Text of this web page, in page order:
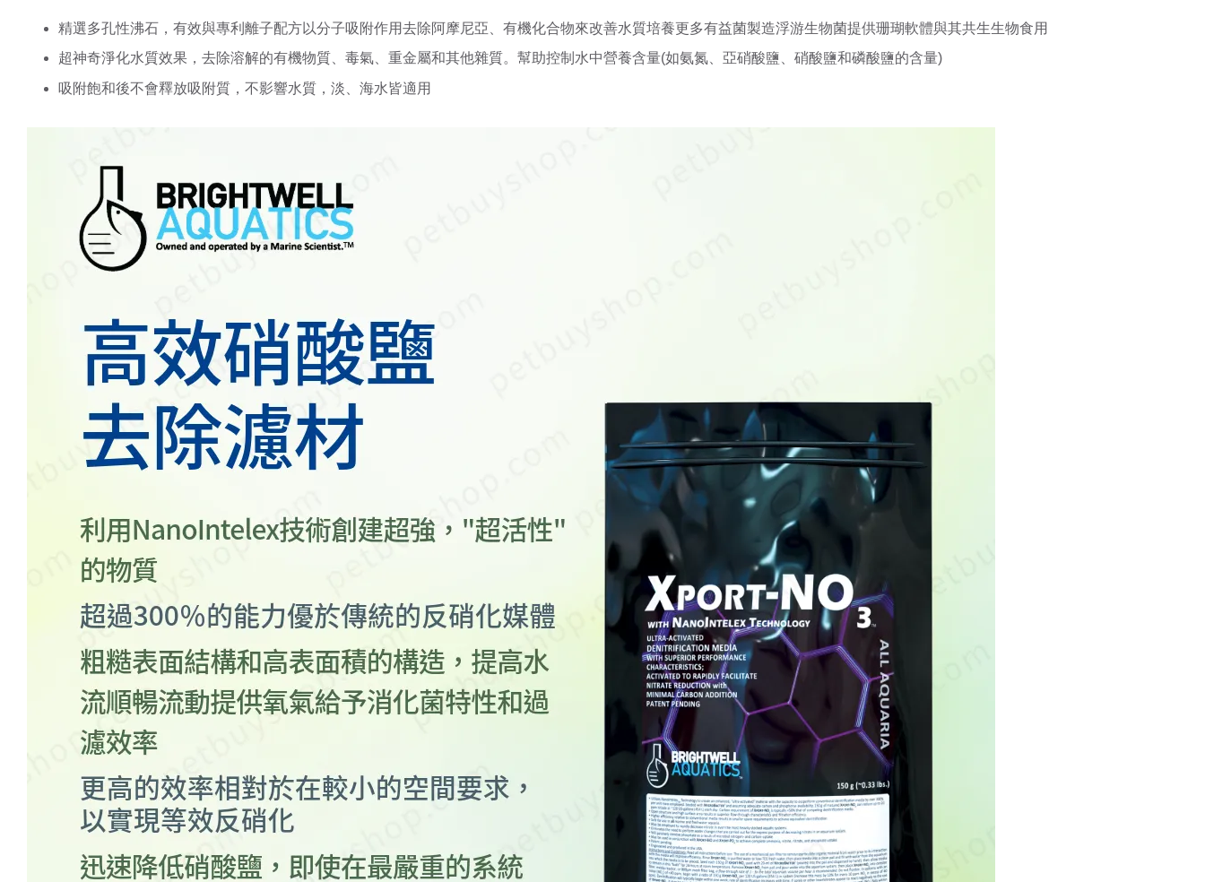
精選多孔性沸石，有效與專利離子配方以分子吸附作用去除阿摩尼亞、有機化合物來改善水質培養更多有益菌製造浮游生物菌提供珊瑚軟體與其共生生物食用
超神奇淨化水質效果，去除溶解的有機物質、毒氣、重金屬和其他雜質。幫助控制水中營養含量(如氨氮、亞硝酸鹽、硝酸鹽和磷酸鹽的含量)
吸附飽和後不會釋放吸附質，不影響水質，淡、海水皆適用